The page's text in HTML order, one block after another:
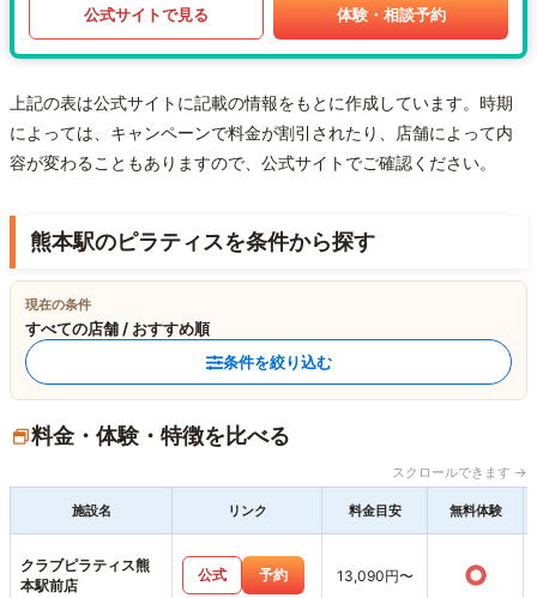
公式サイトで見る 体験・相談予約
上記の表は公式サイトに記載の情報をもとに作成しています。時期
によっては、キャンペーンで料金が割引されたり、店舗によって内
容が変わることもありますので、公式サイトでご確認ください。
熊本駅のピラティスを条件から探す
現在の条件
すべての店舗 / おすすめ順
条件を絞り込む
料金・体験・特徴を比べる
スクロールできます →
施設名 リンク 料金目安 無料体験
クラブピラティス熊
本駅前店
公式 予約 13,090円〜 ○